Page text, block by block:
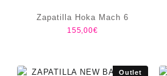
Zapatilla Hoka Mach 6
155,00€
Outlet